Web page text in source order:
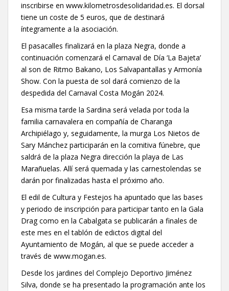
inscribirse en www.kilometrosdesolidaridad.es. El dorsal
tiene un coste de 5 euros, que de destinará
íntegramente a la asociación.
El pasacalles finalizará en la plaza Negra, donde a
continuación comenzará el Carnaval de Día ‘La Bajeta’
al son de Ritmo Bakano, Los Salvapantallas y Armonía
Show. Con la puesta de sol dará comienzo de la
despedida del Carnaval Costa Mogán 2024.
Esa misma tarde la Sardina será velada por toda la
familia carnavalera en compañía de Charanga
Archipiélago y, seguidamente, la murga Los Nietos de
Sary Mánchez participarán en la comitiva fúnebre, que
saldrá de la plaza Negra dirección la playa de Las
Marañuelas. Allí será quemada y las carnestolendas se
darán por finalizadas hasta el próximo año.
El edil de Cultura y Festejos ha apuntado que las bases
y periodo de inscripción para participar tanto en la Gala
Drag como en la Cabalgata se publicarán a finales de
este mes en el tablón de edictos digital del
Ayuntamiento de Mogán, al que se puede acceder a
través de www.mogan.es.
Desde los jardines del Complejo Deportivo Jiménez
Silva, donde se ha presentado la programación ante los